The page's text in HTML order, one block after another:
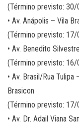
(Término previsto: 30/
• Av. Anápolis – Vila
(Término previsto: 17/
• Av. Benedito
(Término previsto: 16/
• Av. Brasil/Rua
Brasicon
(Término previsto: 17/
• Av. Dr. Adail Viana